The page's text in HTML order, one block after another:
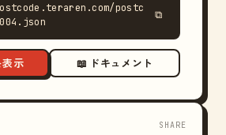
postc
⧉
示 📖 ドキュメント
SHARE